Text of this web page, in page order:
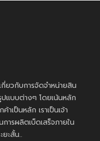
ยวกับการจัดจำหน่ายสิน
แบบต่างๆ โดยเน้นหลัก
าเป็นหลัก เราเป็นเจ้า
ารผลิตเบ็ดเสร็จภายใน
ยะสั้น..